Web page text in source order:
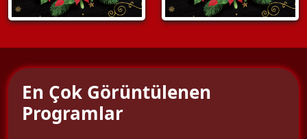
En Çok Görüntülenen
Programlar